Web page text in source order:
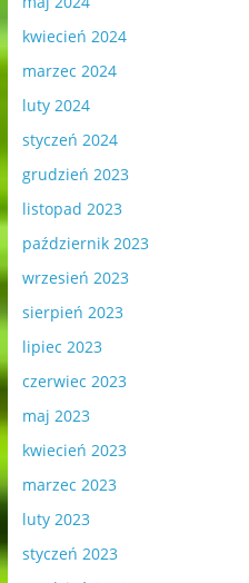
kwiecień 2024
marzec 2024
luty 2024
styczeń 2024
grudzień 2023
listopad 2023
październik 2023
wrzesień 2023
sierpień 2023
lipiec 2023
czerwiec 2023
maj 2023
kwiecień 2023
marzec 2023
luty 2023
styczeń 2023